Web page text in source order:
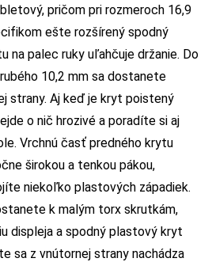
pričom pri rozmeroch 16,9
ešte rozšírený spodný
na palec ruky uľahčuje držanie. Do
10,2 mm sa dostanete
strany. Aj keď je kryt poistený
o nič hrozivé a poradíte si aj
Vrchnú časť predného krytu
širokou a tenkou pákou,
niekoľko plastových západiek.
k malým torx skrutkám,
displeja a spodný plastový kryt
sa z vnútornej strany nachádza